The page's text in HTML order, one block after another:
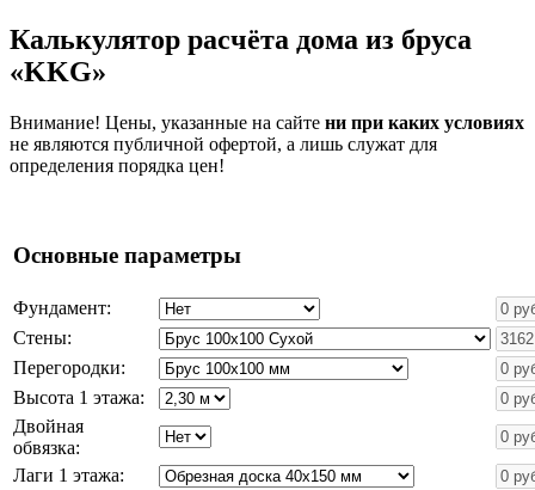
Калькулятор расчёта дома из бруса
«KKG»
Внимание! Цены, указанные на сайте ни при каких условиях
не являются публичной офертой, а лишь служат для
определения порядка цен!
Основные параметры
Фундамент:
Стены:
Перегородки:
Высота 1 этажа:
Двойная
обвязка:
Лаги 1 этажа: